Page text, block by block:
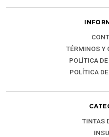
TÉRMINOS Y
POLÍTICA
POLÍTICA
TINTAS